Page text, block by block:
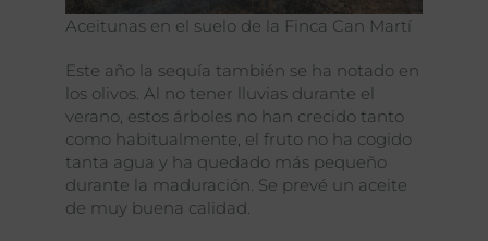
Aceitunas en el suelo de la Finca Can Martí
Este año la sequía también se ha notado en
los olivos. Al no tener lluvias durante el
verano, estos árboles no han crecido tanto
como habitualmente, el fruto no ha cogido
tanta agua y ha quedado más pequeño
durante la maduración. Se prevé un aceite
de muy buena calidad.